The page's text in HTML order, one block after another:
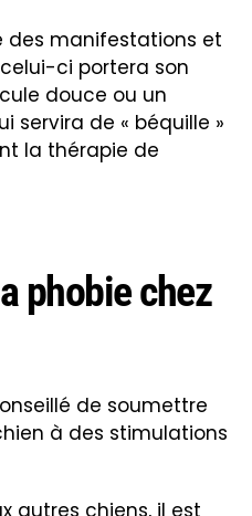
des manifestations et
ci portera son
douce ou un
servira de « béquille »
la thérapie de
phobie chez
de soumettre
à des stimulations
autres chiens, il est